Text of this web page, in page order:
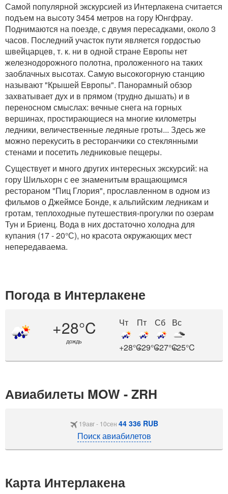
Самой популярной экскурсией из Интерлакена считается
подъем на высоту 3454 метров на гору Юнгфрау.
Поднимаются на поезде, с двумя пересадками, около 3
часов. Последний участок пути является гордостью
швейцарцев, т. к. ни в одной стране Европы нет
железнодорожного полотна, проложенного на таких
заоблачных высотах. Самую высокогорную станцию
называют "Крышей Европы". Панорамный обзор
захватывает дух и в прямом (трудно дышать) и в
переносном смыслах: вечные снега на горных
вершинах, простирающиеся на многие километры
ледники, величественные ледяные гроты... Здесь же
можно перекусить в ресторанчики со стеклянными
стенами и посетить ледниковые пещеры.
Существует и много других интересных экскурсий: на
гору Шильхорн с ее знаменитым вращающимся
рестораном "Пиц Глория", прославленном в одном из
фильмов о Джеймсе Бонде, к альпийским ледникам и
гротам, теплоходные путешествия-прогулки по озерам
Тун и Бриенц. Вода в них достаточно холодна для
купания (17 - 20°С), но красота окружающих мест
непередаваема.
Погода в Интерлакене
+28°C
дождь
Чт
+28°C
Пт
+29°C
Сб
+27°C
Вс
+25°C
Авиабилеты MOW - ZRH
19авг - 10сен 44 336 RUB
Поиск авиабилетов
Карта Интерлакена